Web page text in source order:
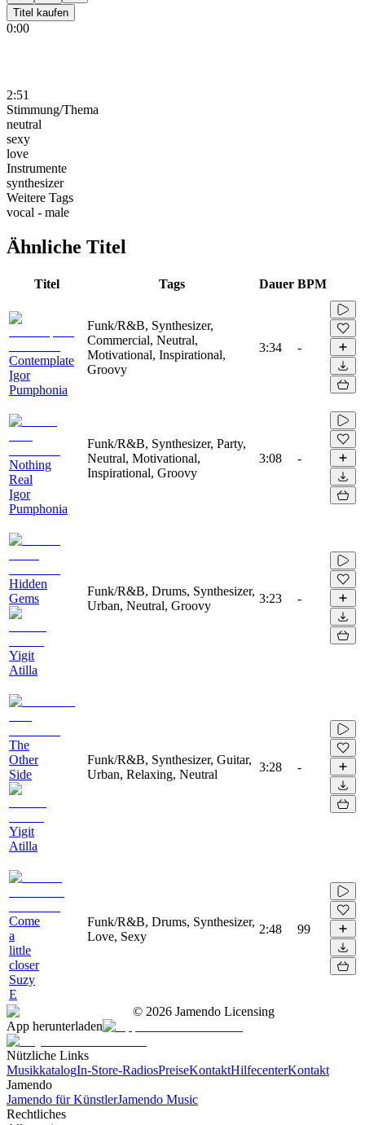
Titel kaufen
0:00
2:51
Stimmung/Thema
neutral
sexy
love
Instrumente
synthesizer
Weitere Tags
vocal - male
Ähnliche Titel
Titel Tags Dauer BPM
Contemplate
Igor
Pumphonia
Funk/R&B, Synthesizer,
Commercial, Neutral,
Motivational, Inspirational,
Groovy
3:34 -
Nothing
Real
Igor
Pumphonia
Funk/R&B, Synthesizer, Party,
Neutral, Motivational,
Inspirational, Groovy
3:08 -
Hidden
Gems
Yigit
Atilla
Funk/R&B, Drums, Synthesizer,
Urban, Neutral, Groovy
3:23 -
The
Other
Side
Yigit
Atilla
Funk/R&B, Synthesizer, Guitar,
Urban, Relaxing, Neutral
3:28 -
Come
a
little
closer
Suzy
E
Funk/R&B, Drums, Synthesizer,
Love, Sexy
2:48 99
© 2026 Jamendo Licensing
App herunterladen
Nützliche Links
MusikkatalogIn-Store-RadiosPreiseKontaktHilfecenterKontakt
Jamendo
Jamendo für KünstlerJamendo Music
Rechtliches